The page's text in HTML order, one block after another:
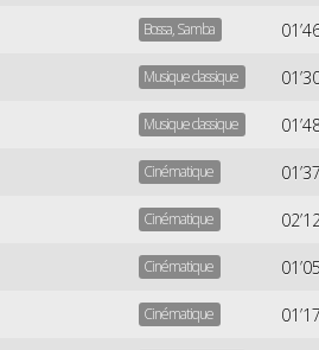
Bossa, Samba
Musique classique
Musique classique
Cinématique
Cinématique
Cinématique
Cinématique